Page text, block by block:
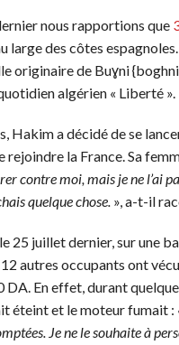
nous rapportions que
large des côtes
originaire de Buɣni
algérien « Liberté ».
Hakim a décidé de se
rejoindre la France. Sa
contre moi, mais je ne l’ai
quelque chose. », a-t-il
25 juillet dernier, sur une
autres occupants ont
DA. En effet, durant
éteint et le moteur fumait :
Je ne le souhaite à